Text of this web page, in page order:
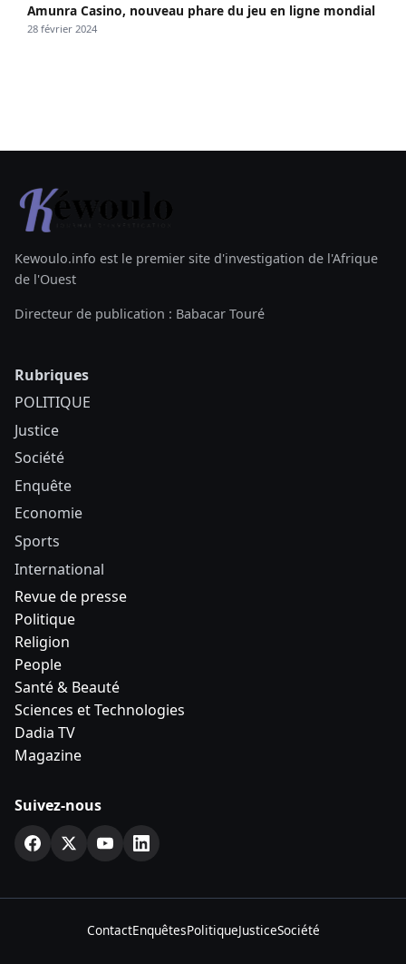
Amunra Casino, nouveau phare du jeu en ligne mondial
28 février 2024
Kewoulo.info est le premier site d'investigation de l'Afrique
de l'Ouest
Directeur de publication : Babacar Touré
Rubriques
POLITIQUE
Justice
Société
Enquête
Economie
Sports
International
Revue de presse
Politique
Religion
People
Santé & Beauté
Sciences et Technologies
Dadia TV
Magazine
Suivez-nous
ContactEnquêtesPolitiqueJusticeSociété